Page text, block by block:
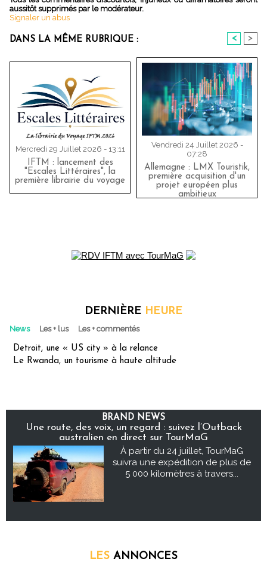
aussitôt supprimés par le modérateur.
Signaler un abus
DANS LA MÊME RUBRIQUE : < >
Mercredi 29 Juillet 2026 - 13:11
IFTM : lancement des
"Escales Littéraires", la
première librairie du voyage
Vendredi 24 Juillet 2026 -
07:28
Allemagne : LMX Touristik,
première acquisition d'un
projet européen plus
ambitieux
DERNIÈRE HEURE
News Les + lus Les + commentés
Detroit, une « US city » à la relance
Le Rwanda, un tourisme à haute altitude
BRAND NEWS
Une route, des voix, un regard : suivez l’Outback
australien en direct sur TourMaG
À partir du 24 juillet, TourMaG
suivra une expédition de plus de
5 000 kilomètres à travers...
LES ANNONCES